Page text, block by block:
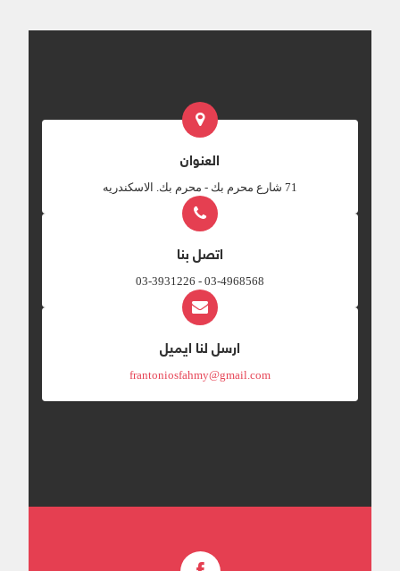
العنوان
‎71 شارع محرم بك - محرم بك. الاسكندريه
اتصل بنا
03-4968568 - 03-3931226
ارسل لنا ايميل
frantoniosfahmy@gmail.com